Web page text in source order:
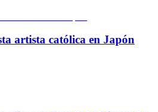
artista católica en Japón